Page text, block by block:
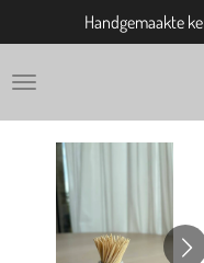
direct
naar
Handgemaakte